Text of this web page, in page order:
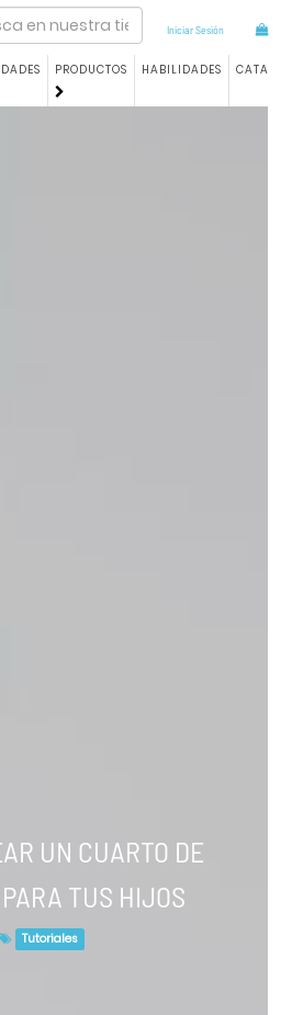
Iniciar Sesión
PRODUCTOS HABILIDADES
UN CUARTO DE
TUS HIJOS
Tutoriales